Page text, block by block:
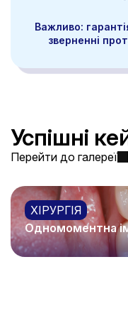
Важливо:
зверненні
Успішні
Перейти до галереї
ХІРУРГІЯ
Одномоментна
Детальніше